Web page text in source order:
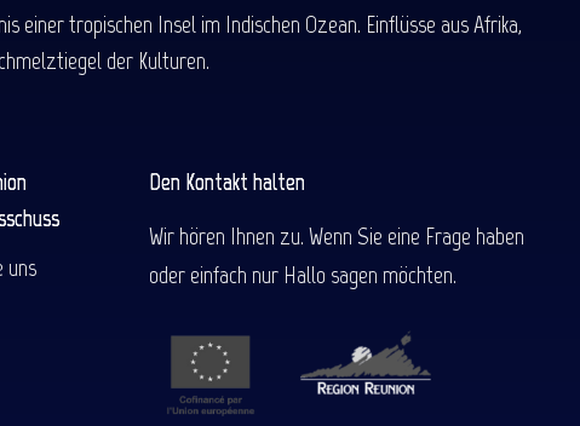
tropischen Insel im Indischen Ozean. Einflüsse aus Afrika,
der Kulturen.
uns
Den Kontakt halten
Wir hören Ihnen zu. Wenn Sie eine Frage haben
oder einfach nur Hallo sagen möchten.